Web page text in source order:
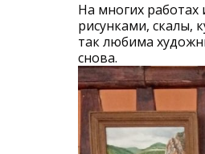
На многих
рисунками, скалы,
так любима
снова.